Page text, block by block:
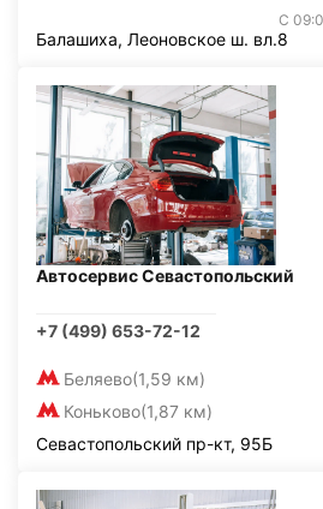
С
Балашиха, Леоновское ш. вл.8
Автосервис Севастопольский
+7 (499) 653-72-12
Беляево(1,59 км)
Коньково(1,87 км)
Севастопольский пр-кт, 95Б